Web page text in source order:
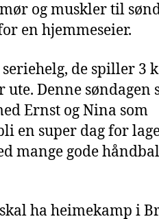
og muskler til
en hjemmeseier.
de spiller 3
ute. Denne søndagen
Ernst og Nina som
en super dag for
mange gode
ha heimekamp i